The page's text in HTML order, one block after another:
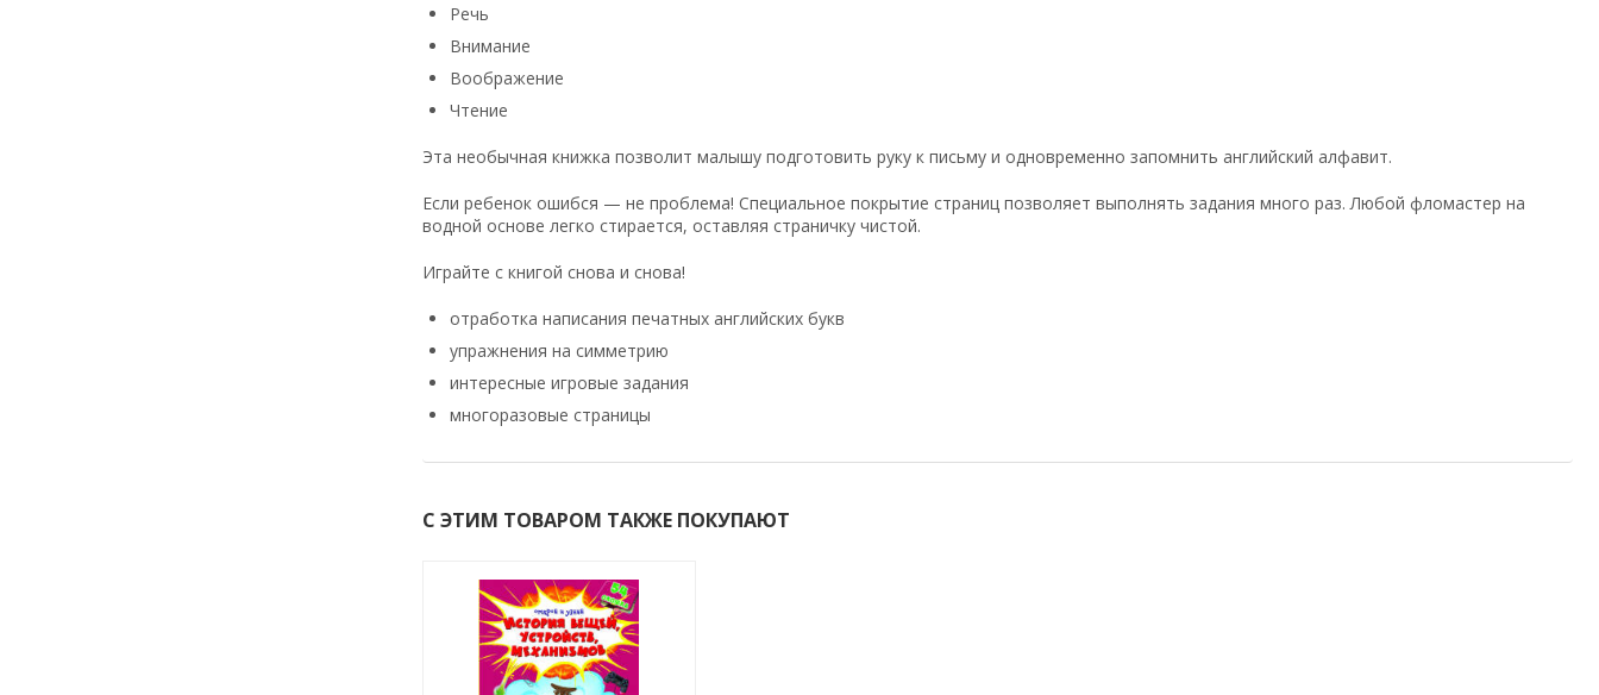
Речь
Внимание
Воображение
Чтение
Эта необычная книжка позволит малышу подготовить руку к письму и одновременно запомнить английский алфавит.
Если ребенок ошибся — не проблема! Специальное покрытие страниц позволяет выполнять задания много раз. Любой фломастер на
водной основе легко стирается, оставляя страничку чистой.
Играйте с книгой снова и снова!
отработка написания печатных английских букв
упражнения на симметрию
интересные игровые задания
многоразовые страницы
С ЭТИМ ТОВАРОМ ТАКЖЕ ПОКУПАЮТ